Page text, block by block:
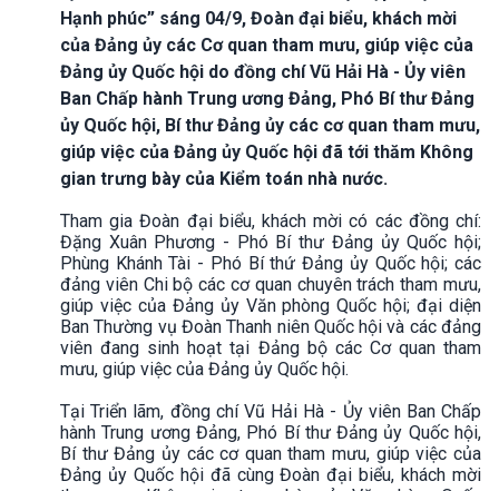
Hạnh phúc” sáng 04/9, Đoàn đại biểu, khách mời
của Đảng ủy các Cơ quan tham mưu, giúp việc của
Đảng ủy Quốc hội do đồng chí Vũ Hải Hà - Ủy viên
Ban Chấp hành Trung ương Đảng, Phó Bí thư Đảng
ủy Quốc hội, Bí thư Đảng ủy các cơ quan tham mưu,
giúp việc của Đảng ủy Quốc hội đã tới thăm Không
gian trưng bày của Kiểm toán nhà nước.
Tham gia Đoàn đại biểu, khách mời có các đồng chí:
Đặng Xuân Phương - Phó Bí thư Đảng ủy Quốc hội;
Phùng Khánh Tài - Phó Bí thứ Đảng ủy Quốc hội; các
đảng viên Chi bộ các cơ quan chuyên trách tham mưu,
giúp việc của Đảng ủy Văn phòng Quốc hội; đại diện
Ban Thường vụ Đoàn Thanh niên Quốc hội và các đảng
viên đang sinh hoạt tại Đảng bộ các Cơ quan tham
mưu, giúp việc của Đảng ủy Quốc hội.
Tại Triển lãm, đồng chí Vũ Hải Hà - Ủy viên Ban Chấp
hành Trung ương Đảng, Phó Bí thư Đảng ủy Quốc hội,
Bí thư Đảng ủy các cơ quan tham mưu, giúp việc của
Đảng ủy Quốc hội đã cùng Đoàn đại biểu, khách mời